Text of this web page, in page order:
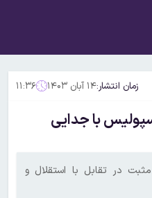
زمان انتشار:۱۴ آبان ۱۴۰۳ ۱۱:۳۶
با جدایی
در تقابل با استقلال و